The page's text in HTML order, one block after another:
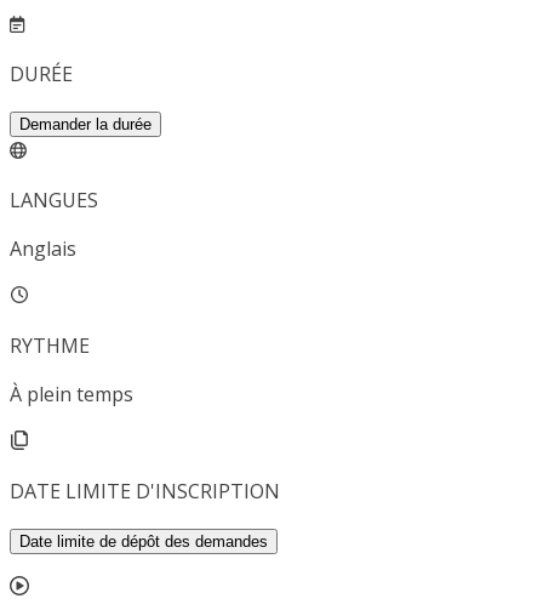
DURÉE
Demander la durée
LANGUES
Anglais
RYTHME
À plein temps
DATE LIMITE D'INSCRIPTION
Date limite de dépôt des demandes